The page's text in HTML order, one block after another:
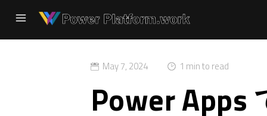
May 7, 2024 1 min to read
Power Apps